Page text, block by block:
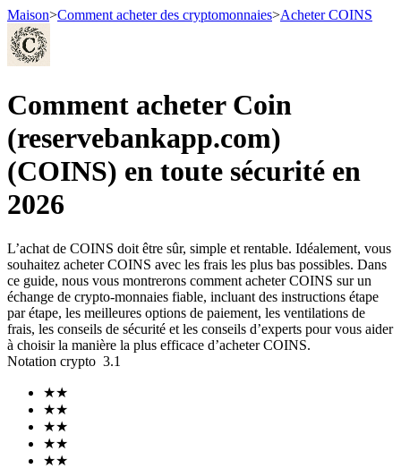
Contrats à terme
Futures USDT
Futures utilisant l'USDT comme garantie
Maison>Comment acheter des cryptomonnaies>Acheter COINS
Comment acheter Coin
(reservebankapp.com)
(COINS) en toute sécurité en
2026
L’achat de COINS doit être sûr, simple et rentable. Idéalement, vous
souhaitez acheter COINS avec les frais les plus bas possibles. Dans
ce guide, nous vous montrerons comment acheter COINS sur un
échange de crypto-monnaies fiable, incluant des instructions étape
par étape, les meilleures options de paiement, les ventilations de
frais, les conseils de sécurité et les conseils d’experts pour vous aider
à choisir la manière la plus efficace d’acheter COINS.
Notation crypto 3.1
★★
★★
★★
★★
★★